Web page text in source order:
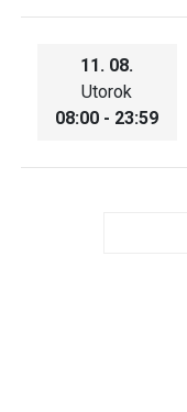
11. 08.
Utorok
08:00 - 23:59